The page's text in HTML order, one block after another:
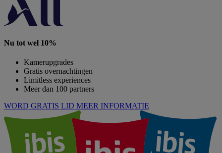
Nu tot wel 10%
Kamerupgrades
Gratis overnachtingen
Limitless experiences
Meer dan 100 partners
WORD GRATIS LID MEER INFORMATIE